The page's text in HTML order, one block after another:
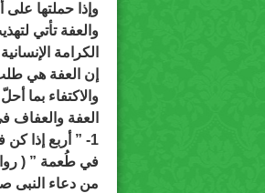
وإذا حملتها
والعفة تأتي
الكرامة
إن العفة هي
والاكتفاء بما
العفة والعفاف
1- ” أربع إذا
في طُعمة ” (
من دعاء النبى